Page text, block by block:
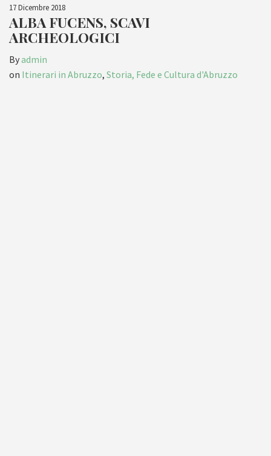
17 Dicembre 2018
ALBA FUCENS, SCAVI
ARCHEOLOGICI
Byadmin
on Itinerari in Abruzzo, Storia, Fede e Cultura d'Abruzzo